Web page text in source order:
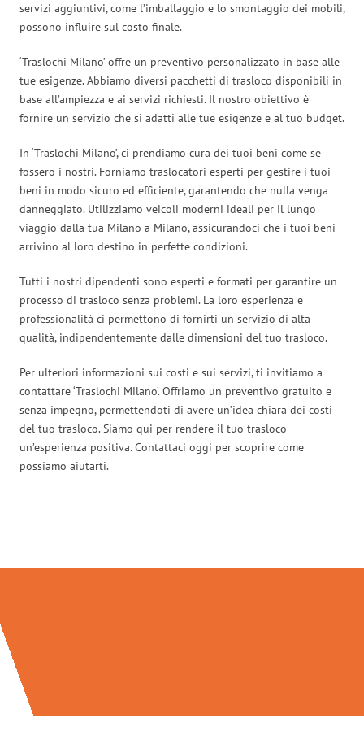
servizi aggiuntivi, come l’imballaggio e lo smontaggio dei mobili,
possono influire sul costo finale.
‘Traslochi Milano’ offre un preventivo personalizzato in base alle
tue esigenze. Abbiamo diversi pacchetti di trasloco disponibili in
base all’ampiezza e ai servizi richiesti. Il nostro obiettivo è
fornire un servizio che si adatti alle tue esigenze e al tuo budget.
In ‘Traslochi Milano’, ci prendiamo cura dei tuoi beni come se
fossero i nostri. Forniamo traslocatori esperti per gestire i tuoi
beni in modo sicuro ed efficiente, garantendo che nulla venga
danneggiato. Utilizziamo veicoli moderni ideali per il lungo
viaggio dalla tua Milano a Milano, assicurandoci che i tuoi beni
arrivino al loro destino in perfette condizioni.
Tutti i nostri dipendenti sono esperti e formati per garantire un
processo di trasloco senza problemi. La loro esperienza e
professionalità ci permettono di fornirti un servizio di alta
qualità, indipendentemente dalle dimensioni del tuo trasloco.
Per ulteriori informazioni sui costi e sui servizi, ti invitiamo a
contattare ‘Traslochi Milano’. Offriamo un preventivo gratuito e
senza impegno, permettendoti di avere un’idea chiara dei costi
del tuo trasloco. Siamo qui per rendere il tuo trasloco
un’esperienza positiva. Contattaci oggi per scoprire come
possiamo aiutarti.